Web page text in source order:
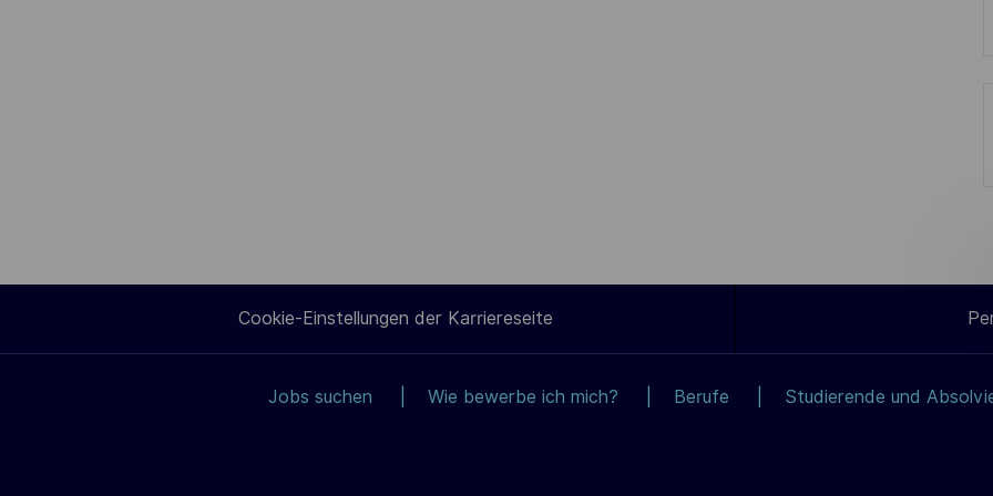
Cookie-Einstellungen der Karriereseite
Jobs suchen Wie bewerbe ich mich? Berufe Studierende und